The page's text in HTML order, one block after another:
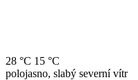
28 °C 15 °C
polojasno, slabý severní vítr